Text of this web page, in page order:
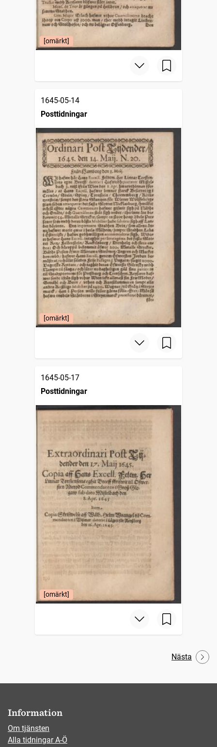
[omärkt]
1645-05-14
Posttidningar
[omärkt]
1645-05-17
Posttidningar
[omärkt]
Nästa
Information
Om tjänsten
Alla tidningar A-Ö